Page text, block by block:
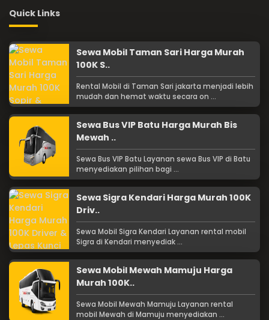
Quick Links
Sewa Mobil Taman Sari Harga Murah
100K S..
Rental Mobil di Taman Sari jakarta menjadi lebih
mudah dan hemat waktu secara on ...
Sewa Bus VIP Batu Harga Murah Bis
Mewah ..
Sewa Bus VIP Batu Layanan sewa Bus VIP di Batu
menyediakan pilihan bagi ...
Sewa Sigra Kendari Harga Murah 100K
Driv..
Sewa Mobil Sigra Kendari Layanan rental mobil
Sigra di Kendari menyediak ...
Sewa Mobil Mewah Mamuju Harga
Murah 100K..
Sewa Mobil Mewah Mamuju Layanan rental
mobil Mewah di Mamuju menyediakan ...